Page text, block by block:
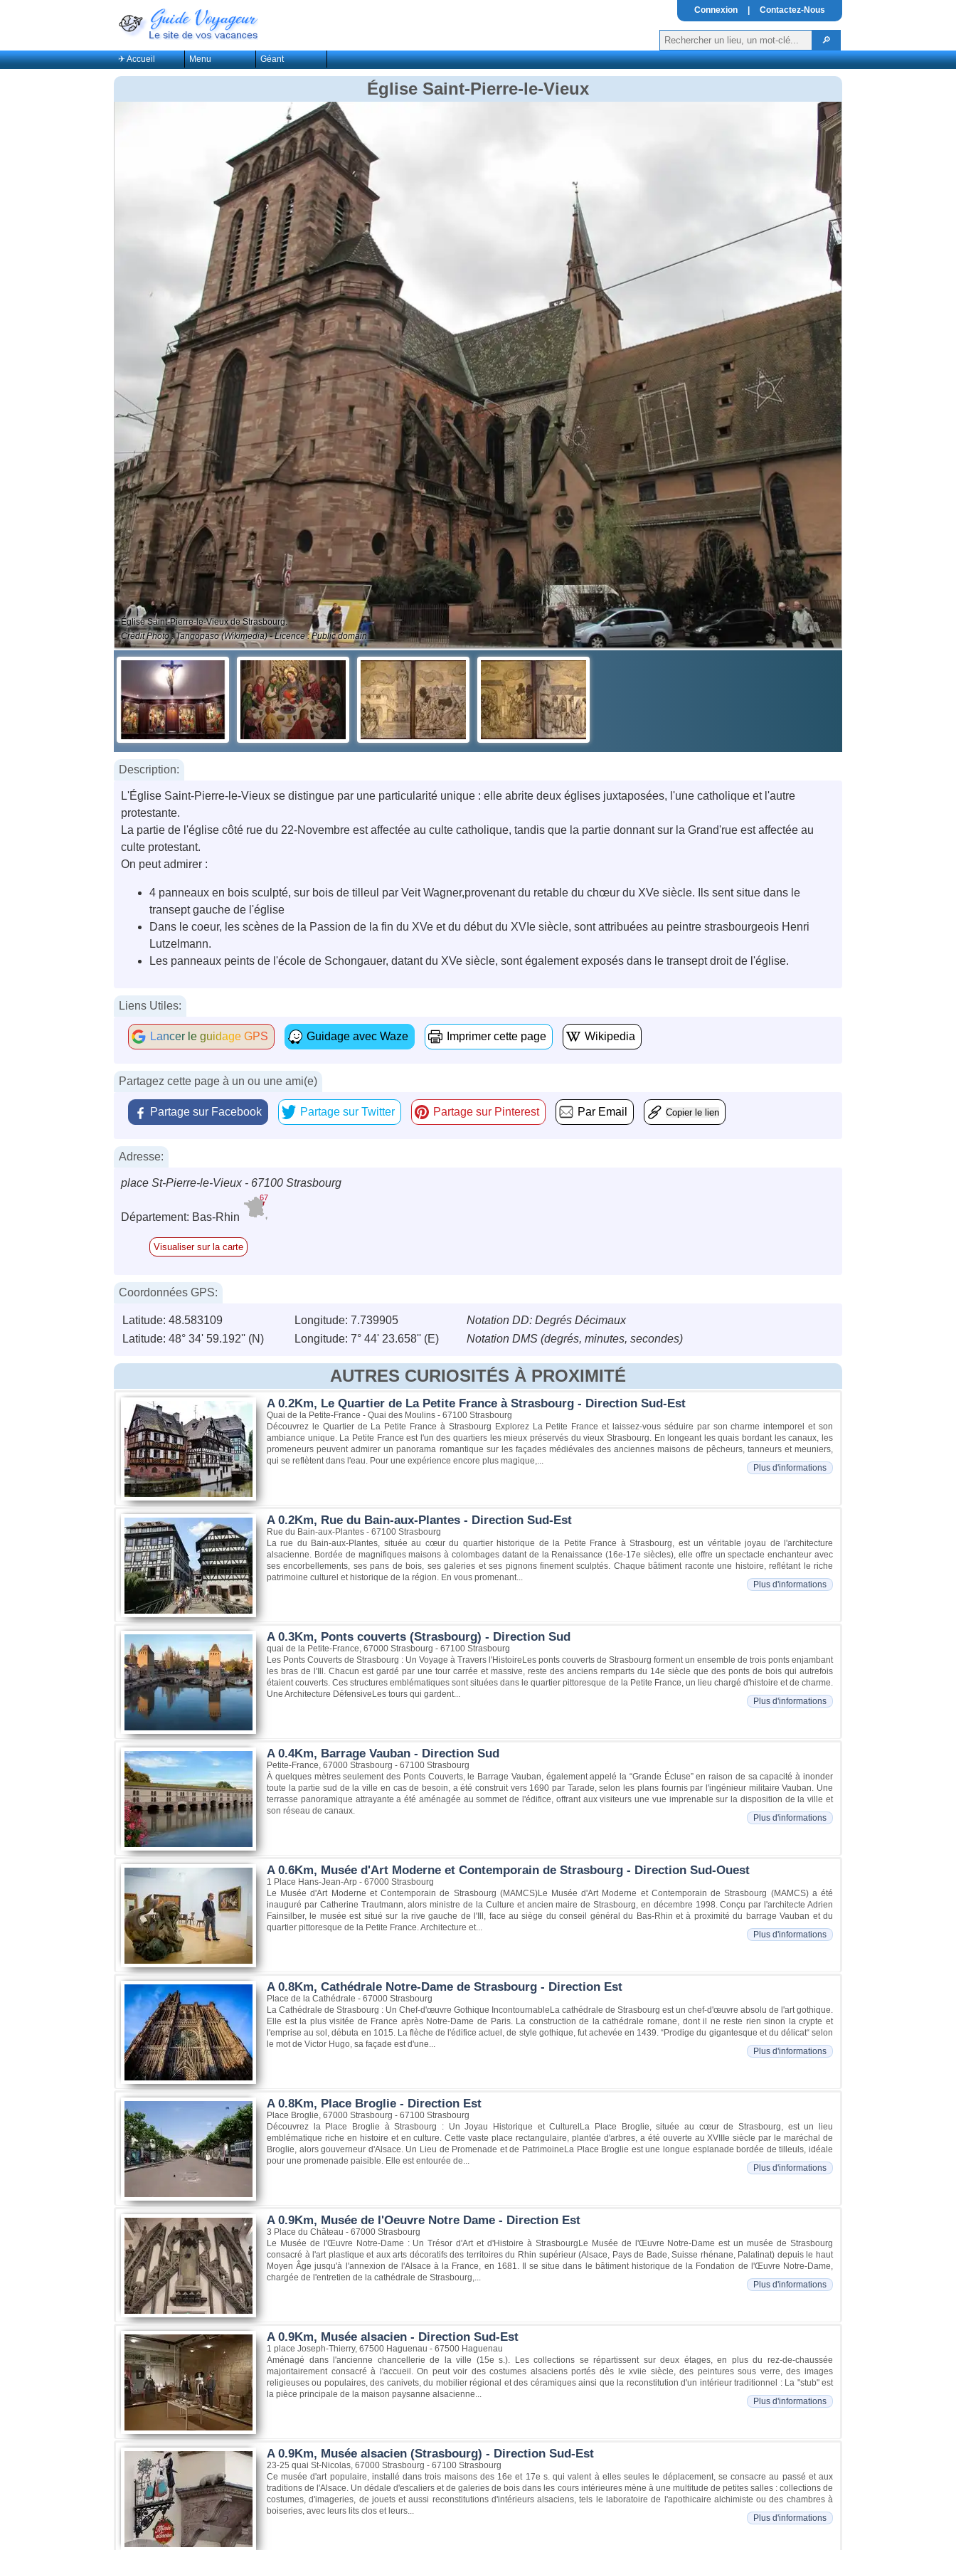
Connexion Contactez-Nous
✈ Accueil Menu Géant
Église Saint-Pierre-le-Vieux
Église Saint-Pierre-le-Vieux de Strasbourg.
Crédit Photo : Tangopaso (Wikimedia) - Licence : Public domain
Description:
L'Église Saint-Pierre-le-Vieux se distingue par une particularité unique : elle abrite deux églises juxtaposées, l'une catholique et l'autre
protestante.
La partie de l'église côté rue du 22-Novembre est affectée au culte catholique, tandis que la partie donnant sur la Grand'rue est affectée au
culte protestant.
On peut admirer :
4 panneaux en bois sculpté, sur bois de tilleul par Veit Wagner,provenant du retable du chœur du XVe siècle. Ils sent situe dans le
transept gauche de l'église
Dans le coeur, les scènes de la Passion de la fin du XVe et du début du XVIe siècle, sont attribuées au peintre strasbourgeois Henri
Lutzelmann.
Les panneaux peints de l'école de Schongauer, datant du XVe siècle, sont également exposés dans le transept droit de l'église.
Liens Utiles:
Lancer le guidage GPS Guidage avec Waze Imprimer cette page Wikipedia
Partagez cette page à un ou une ami(e)
Partage sur Facebook Partage sur Twitter Partage sur Pinterest Par Email Copier le lien
Adresse:
place St-Pierre-le-Vieux - 67100 Strasbourg
Département: Bas-Rhin
67
Visualiser sur la carte
Coordonnées GPS:
Latitude: 48.583109 Longitude: 7.739905
Notation DD: Degrés Décimaux
Latitude: 48° 34' 59.192'' (N)
Longitude: 7° 44' 23.658'' (E) Notation DMS (degrés, minutes, secondes)
AUTRES CURIOSITÉS À PROXIMITÉ
A 0.2Km, Le Quartier de La Petite France à Strasbourg - Direction Sud-Est
Quai de la Petite-France - Quai des Moulins - 67100 Strasbourg
Découvrez le Quartier de La Petite France à Strasbourg Explorez La Petite France et laissez-vous séduire par son charme intemporel et son
ambiance unique. La Petite France est l'un des quartiers les mieux préservés du vieux Strasbourg. En longeant les quais bordant les canaux, les
promeneurs peuvent admirer un panorama romantique sur les façades médiévales des anciennes maisons de pêcheurs, tanneurs et meuniers,
qui se reflètent dans l'eau. Pour une expérience encore plus magique,...
Plus d'informations
A 0.2Km, Rue du Bain-aux-Plantes - Direction Sud-Est
Rue du Bain-aux-Plantes - 67100 Strasbourg
La rue du Bain-aux-Plantes, située au cœur du quartier historique de la Petite France à Strasbourg, est un véritable joyau de l'architecture
alsacienne. Bordée de magnifiques maisons à colombages datant de la Renaissance (16e-17e siècles), elle offre un spectacle enchanteur avec
ses encorbellements, ses pans de bois, ses galeries et ses pignons finement sculptés. Chaque bâtiment raconte une histoire, reflétant le riche
patrimoine culturel et historique de la région. En vous promenant...
Plus d'informations
A 0.3Km, Ponts couverts (Strasbourg) - Direction Sud
quai de la Petite-France, 67000 Strasbourg - 67100 Strasbourg
Les Ponts Couverts de Strasbourg : Un Voyage à Travers l'HistoireLes ponts couverts de Strasbourg forment un ensemble de trois ponts enjambant
les bras de l'Ill. Chacun est gardé par une tour carrée et massive, reste des anciens remparts du 14e siècle que des ponts de bois qui autrefois
étaient couverts. Ces structures emblématiques sont situées dans le quartier pittoresque de la Petite France, un lieu chargé d'histoire et de charme.
Une Architecture DéfensiveLes tours qui gardent...
Plus d'informations
A 0.4Km, Barrage Vauban - Direction Sud
Petite-France, 67000 Strasbourg - 67100 Strasbourg
À quelques mètres seulement des Ponts Couverts, le Barrage Vauban, également appelé la “Grande Écluse” en raison de sa capacité à inonder
toute la partie sud de la ville en cas de besoin, a été construit vers 1690 par Tarade, selon les plans fournis par l'ingénieur militaire Vauban. Une
terrasse panoramique attrayante a été aménagée au sommet de l'édifice, offrant aux visiteurs une vue imprenable sur la disposition de la ville et
son réseau de canaux.
Plus d'informations
A 0.6Km, Musée d'Art Moderne et Contemporain de Strasbourg - Direction Sud-Ouest
1 Place Hans-Jean-Arp - 67000 Strasbourg
Le Musée d'Art Moderne et Contemporain de Strasbourg (MAMCS)Le Musée d'Art Moderne et Contemporain de Strasbourg (MAMCS) a été
inauguré par Catherine Trautmann, alors ministre de la Culture et ancien maire de Strasbourg, en décembre 1998. Conçu par l'architecte Adrien
Fainsilber, le musée est situé sur la rive gauche de l'Ill, face au siège du conseil général du Bas-Rhin et à proximité du barrage Vauban et du
quartier pittoresque de la Petite France. Architecture et...
Plus d'informations
A 0.8Km, Cathédrale Notre-Dame de Strasbourg - Direction Est
Place de la Cathédrale - 67000 Strasbourg
La Cathédrale de Strasbourg : Un Chef-d'œuvre Gothique IncontournableLa cathédrale de Strasbourg est un chef-d'œuvre absolu de l'art gothique.
Elle est la plus visitée de France après Notre-Dame de Paris. La construction de la cathédrale romane, dont il ne reste rien sinon la crypte et
l'emprise au sol, débuta en 1015. La flèche de l'édifice actuel, de style gothique, fut achevée en 1439. “Prodige du gigantesque et du délicat“ selon
le mot de Victor Hugo, sa façade est d'une...
Plus d'informations
A 0.8Km, Place Broglie - Direction Est
Place Broglie, 67000 Strasbourg - 67100 Strasbourg
Découvrez la Place Broglie à Strasbourg : Un Joyau Historique et CulturelLa Place Broglie, située au cœur de Strasbourg, est un lieu
emblématique riche en histoire et en culture. Cette vaste place rectangulaire, plantée d'arbres, a été ouverte au XVIIIe siècle par le maréchal de
Broglie, alors gouverneur d'Alsace. Un Lieu de Promenade et de PatrimoineLa Place Broglie est une longue esplanade bordée de tilleuls, idéale
pour une promenade paisible. Elle est entourée de...
Plus d'informations
A 0.9Km, Musée de l'Oeuvre Notre Dame - Direction Est
3 Place du Château - 67000 Strasbourg
Le Musée de l'Œuvre Notre-Dame : Un Trésor d'Art et d'Histoire à StrasbourgLe Musée de l'Œuvre Notre-Dame est un musée de Strasbourg
consacré à l'art plastique et aux arts décoratifs des territoires du Rhin supérieur (Alsace, Pays de Bade, Suisse rhénane, Palatinat) depuis le haut
Moyen Âge jusqu'à l'annexion de l'Alsace à la France, en 1681. Il se situe dans le bâtiment historique de la Fondation de l'Œuvre Notre-Dame,
chargée de l'entretien de la cathédrale de Strasbourg,...
Plus d'informations
A 0.9Km, Musée alsacien - Direction Sud-Est
1 place Joseph-Thierry, 67500 Haguenau - 67500 Haguenau
Aménagé dans l'ancienne chancellerie de la ville (15e s.). Les collections se répartissent sur deux étages, en plus du rez-de-chaussée
majoritairement consacré à l'accueil. On peut voir des costumes alsaciens portés dès le xviie siècle, des peintures sous verre, des images
religieuses ou populaires, des canivets, du mobilier régional et des céramiques ainsi que la reconstitution d'un intérieur traditionnel : La "stub" est
la pièce principale de la maison paysanne alsacienne...
Plus d'informations
A 0.9Km, Musée alsacien (Strasbourg) - Direction Sud-Est
23-25 quai St-Nicolas, 67000 Strasbourg - 67100 Strasbourg
Ce musée d'art populaire, installé dans trois maisons des 16e et 17e s. qui valent à elles seules le déplacement, se consacre au passé et aux
traditions de l'Alsace. Un dédale d'escaliers et de galeries de bois dans les cours intérieures mène à une multitude de petites salles : collections de
costumes, d'imageries, de jouets et aussi reconstitutions d'intérieurs alsaciens, tels le laboratoire de l'apothicaire alchimiste ou des chambres à
boiseries, avec leurs lits clos et leurs...
Plus d'informations